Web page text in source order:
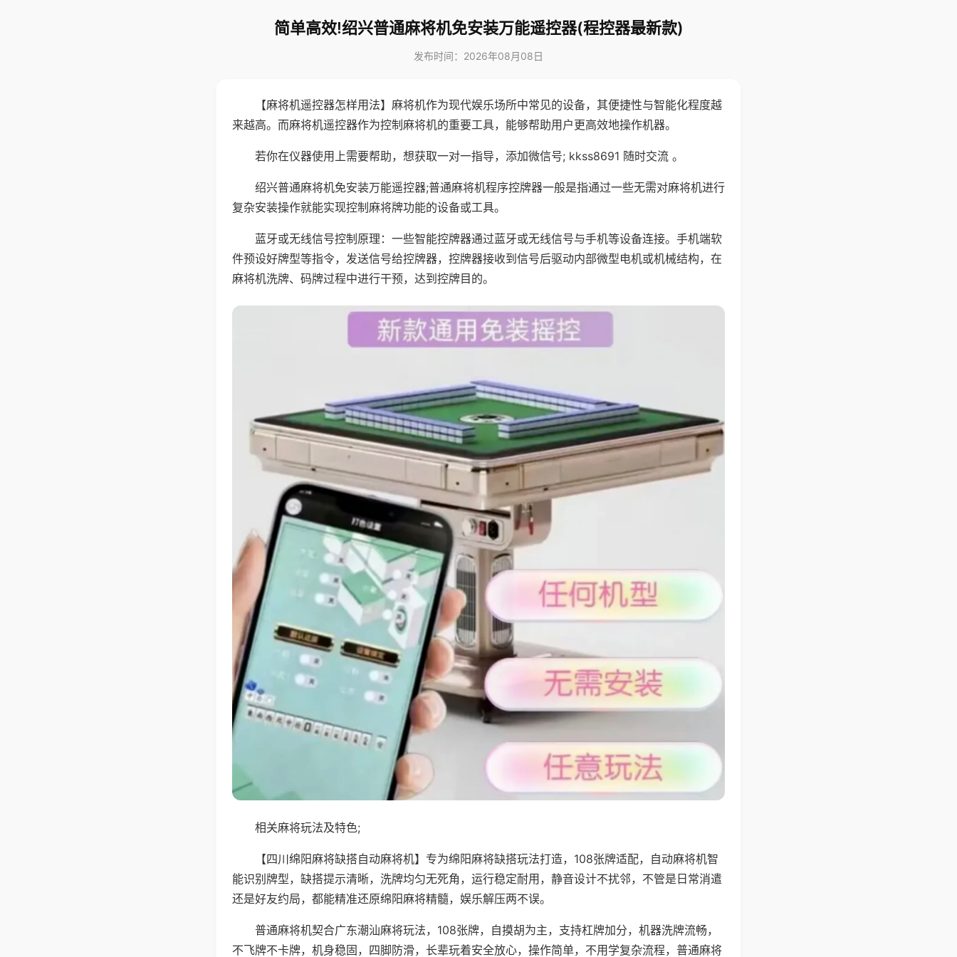
简单高效!绍兴普通麻将机免安装万能遥控器(程控器最新款)
发布时间：2026年08月08日
【麻将机遥控器怎样用法】麻将机作为现代娱乐场所中常见的设备，其便捷性与智能化程度越
来越高。而麻将机遥控器作为控制麻将机的重要工具，能够帮助用户更高效地操作机器。
若你在仪器使用上需要帮助，想获取一对一指导，添加微信号; kkss8691 随时交流 。
绍兴普通麻将机免安装万能遥控器;普通麻将机程序控牌器一般是指通过一些无需对麻将机进行
复杂安装操作就能实现控制麻将牌功能的设备或工具。
蓝牙或无线信号控制原理：一些智能控牌器通过蓝牙或无线信号与手机等设备连接。手机端软
件预设好牌型等指令，发送信号给控牌器，控牌器接收到信号后驱动内部微型电机或机械结构，在
麻将机洗牌、码牌过程中进行干预，达到控牌目的。
相关麻将玩法及特色;
【四川绵阳麻将缺搭自动麻将机】专为绵阳麻将缺搭玩法打造，108张牌适配，自动麻将机智
能识别牌型，缺搭提示清晰，洗牌均匀无死角，运行稳定耐用，静音设计不扰邻，不管是日常消遣
还是好友约局，都能精准还原绵阳麻将精髓，娱乐解压两不误。
普通麻将机契合广东潮汕麻将玩法，108张牌，自摸胡为主，支持杠牌加分，机器洗牌流畅，
不飞牌不卡牌，机身稳固，四脚防滑，长辈玩着安全放心，操作简单，不用学复杂流程，普通麻将